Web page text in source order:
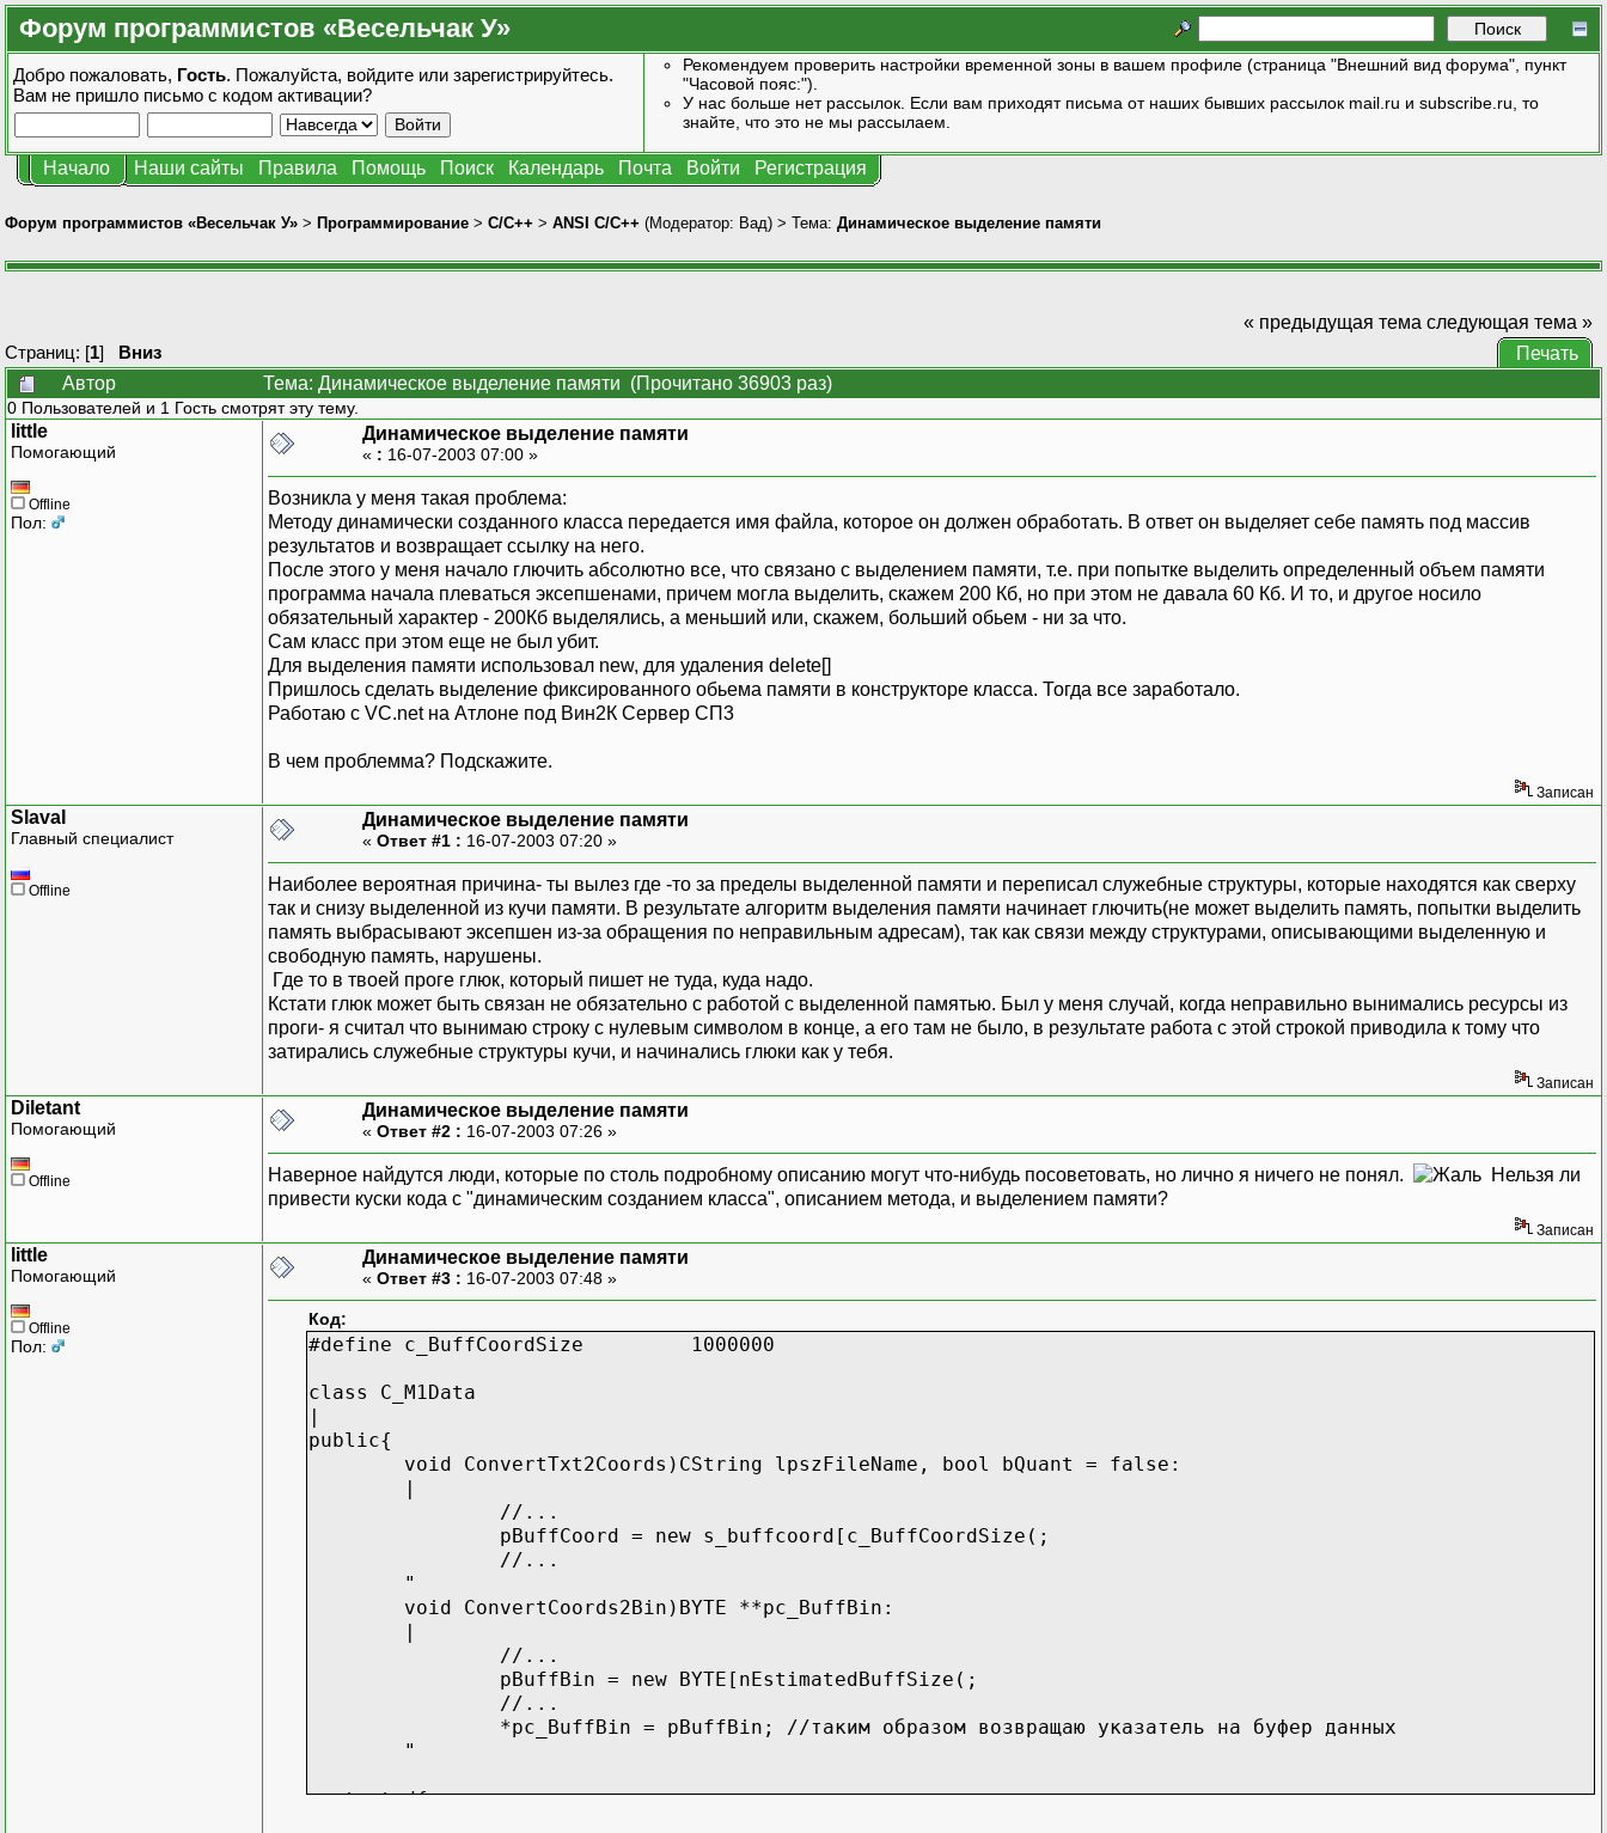
Форум программистов «Весельчак У»
Добро пожаловать, Гость. Пожалуйста, войдите или зарегистрируйтесь.
Вам не пришло письмо с кодом активации?
Рекомендуем проверить настройки временной зоны в вашем профиле (страница "Внешний вид форума", пункт
"Часовой пояс:").
У нас больше нет рассылок. Если вам приходят письма от наших бывших рассылок mail.ru и subscribe.ru, то
знайте, что это не мы рассылаем.
Начало Наши сайты Правила Помощь Поиск Календарь Почта Войти Регистрация
Форум программистов «Весельчак У» > Программирование > C/C++ > ANSI С/С++ (Модератор: Вад) > Тема: Динамическое выделение памяти
Страниц: [1] Вниз
« предыдущая тема следующая тема »
Печать
Автор
Тема: Динамическое выделение памяти (Прочитано 36903 раз)
0 Пользователей и 1 Гость смотрят эту тему.
little
Помогающий
Offline
Пол:
Динамическое выделение памяти
« : 16-07-2003 07:00 »
Возникла у меня такая проблема:
Методу динамически созданного класса передается имя файла, которое он должен обработать. В ответ он выделяет себе память под массив
результатов и возвращает ссылку на него.
После этого у меня начало глючить абсолютно все, что связано с выделением памяти, т.е. при попытке выделить определенный объем памяти
программа начала плеваться эксепшенами, причем могла выделить, скажем 200 Кб, но при этом не давала 60 Кб. И то, и другое носило
обязательный характер - 200Кб выделялись, а меньший или, скажем, больший обьем - ни за что.
Сам класс при этом еще не был убит.
Для выделения памяти использовал new, для удаления delete[]
Пришлось сделать выделение фиксированного обьема памяти в конструкторе класса. Тогда все заработало.
Работаю c VС.net на Атлоне под Вин2К Сервер СП3
В чем проблемма? Подскажите.
Записан
SlavaI
Главный специалист
Offline
Динамическое выделение памяти
« Ответ #1 : 16-07-2003 07:20 »
Наиболее вероятная причина- ты вылез где -то за пределы выделенной памяти и переписал служебные структуры, которые находятся как сверху
так и снизу выделенной из кучи памяти. В результате алгоритм выделения памяти начинает глючить(не может выделить память, попытки выделить
память выбрасывают эксепшен из-за обращения по неправильным адресам), так как связи между структурами, описывающими выделенную и
свободную память, нарушены.
Где то в твоей проге глюк, который пишет не туда, куда надо.
Кстати глюк может быть связан не обязательно с работой с выделенной памятью. Был у меня случай, когда неправильно вынимались ресурсы из
проги- я считал что вынимаю строку с нулевым символом в конце, а его там не было, в результате работа с этой строкой приводила к тому что
затирались служебные структуры кучи, и начинались глюки как у тебя.
Записан
Diletant
Помогающий
Offline
Динамическое выделение памяти
« Ответ #2 : 16-07-2003 07:26 »
Наверное найдутся люди, которые по столь подробному описанию могут что-нибудь посоветовать, но лично я ничего не понял.
Нельзя ли
привести куски кода с "динамическим созданием класса", описанием метода, и выделением памяти?
Записан
little
Помогающий
Offline
Пол:
Динамическое выделение памяти
« Ответ #3 : 16-07-2003 07:48 »
Код:
#define c_BuffCoordSize 1000000
class C_M1Data
|
public{
void ConvertTxt2Coords)CString lpszFileName, bool bQuant = false:
|
//...
pBuffCoord = new s_buffcoord[c_BuffCoordSize(;
//...
"
void ConvertCoords2Bin)BYTE **pc_BuffBin:
|
//...
pBuffBin = new BYTE[nEstimatedBuffSize(;
//...
*pc_BuffBin = pBuffBin;
//таким образом возвращаю указатель на буфер данных
"
protected{